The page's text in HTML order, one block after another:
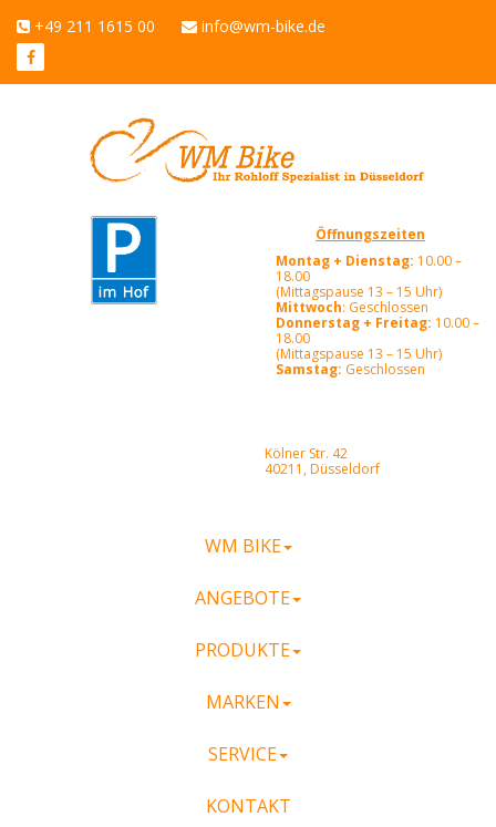
+49 211 1615 00 info@wm-bike.de
Öffnungszeiten
Montag + Dienstag: 10.00 –
18.00
(Mittagspause 13 – 15 Uhr)
Mittwoch: Geschlossen
Donnerstag + Freitag: 10.00 –
18.00
(Mittagspause 13 – 15 Uhr)
Samstag: Geschlossen
Kölner Str. 42
40211, Düsseldorf
WM BIKE
ANGEBOTE
PRODUKTE
MARKEN
SERVICE
KONTAKT